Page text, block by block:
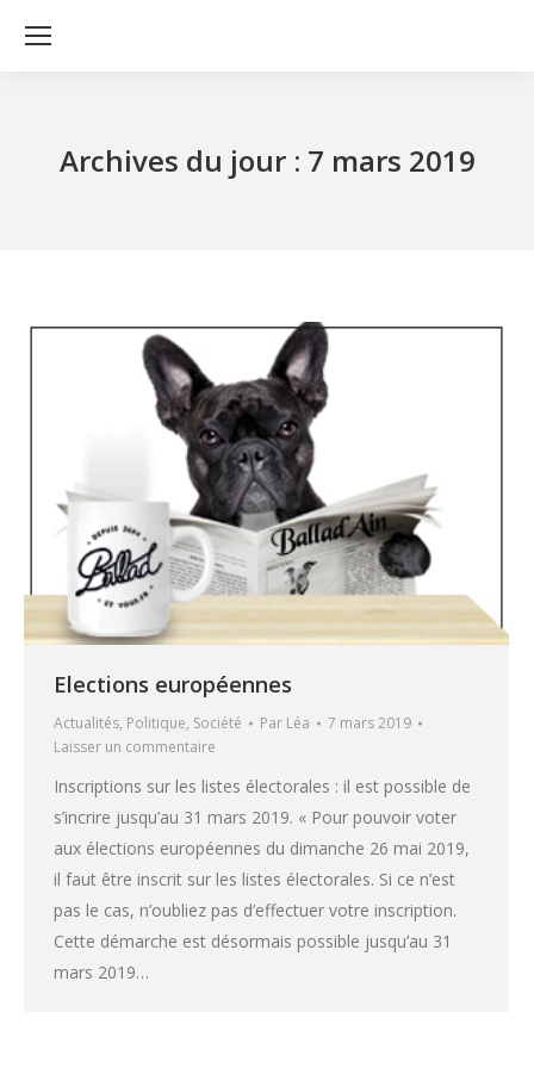
Archives du jour : 7 mars 2019
Elections européennes
Actualités, Politique, Société Par Léa
7 mars 2019
Laisser un commentaire
Inscriptions sur les listes électorales : il est possible de
s’incrire jusqu’au 31 mars 2019. « Pour pouvoir voter
aux élections européennes du dimanche 26 mai 2019,
il faut être inscrit sur les listes électorales. Si ce n’est
pas le cas, n’oubliez pas d’effectuer votre inscription.
Cette démarche est désormais possible jusqu’au 31
mars 2019…